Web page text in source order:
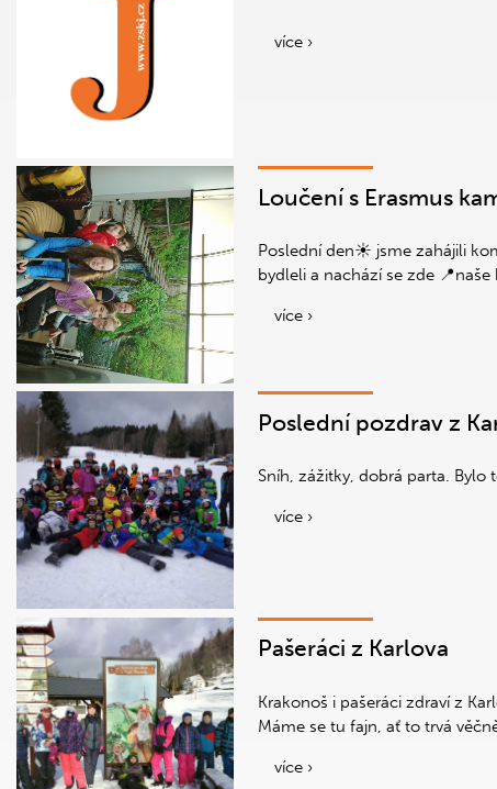
více ›
Loučení s Erasmus
Poslední den☀ jsme zahájili
bydleli a nachází se zde 📍naše
více ›
Poslední pozdrav z
Sníh, zážitky, dobrá parta. Bylo
více ›
Pašeráci z Karlova
Krakonoš i pašeráci zdraví z
Máme se tu fajn, ať to trvá
více ›